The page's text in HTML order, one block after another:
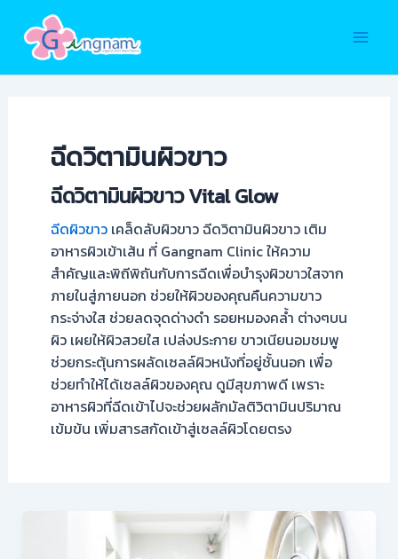
content
ฉีดวิตามินผิวขาว
ฉีดวิตามินผิวขาว Vital Glow
ฉีดผิวขาวเคล็ดลับผิวขาว ฉีดวิตามินผิวขาว เติม
อาหารผิวเข้าเส้น ที่ Gangnam Clinic ให้ความ
สำคัญและพิถีพิถันกับการฉีดเพื่อบำรุงผิวขาวใสจาก
ภายในสู่ภายนอก ช่วยให้ผิวของคุณคืนความขาว
กระจ่างใส ช่วยลดจุดด่างดำ รอยหมองคล้ำ ต่างๆบน
ผิว เผยให้ผิวสวยใส เปล่งประกาย ขาวเนียนอมชมพู
ช่วยกระตุ้นการผลัดเซลล์ผิวหนังที่อยู่ชั้นนอก เพื่อ
ช่วยทำให้ได้เซลล์ผิวของคุณ ดูมีสุขภาพดี เพราะ
อาหารผิวที่ฉีดเข้าไปจะช่วยผลักมัลติวิตามินปริมาณ
เข้มข้น เพิ่มสารสกัดเข้าสู่เซลล์ผิวโดยตรง